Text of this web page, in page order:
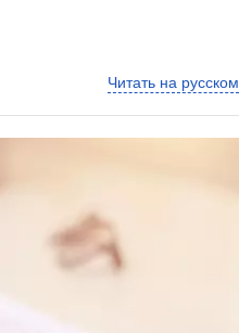
Читать на русском